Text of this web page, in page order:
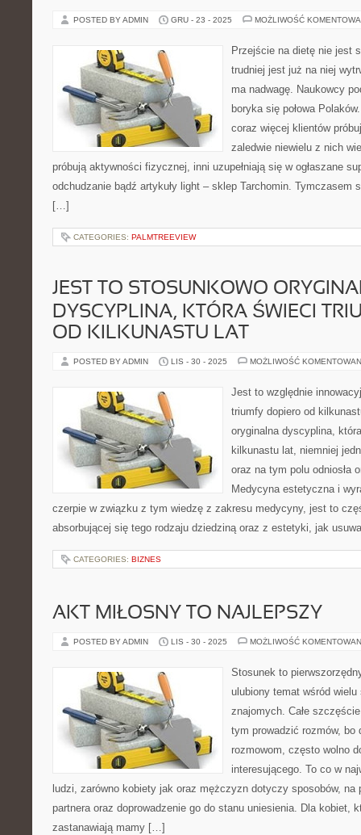
POSTED BY ADMIN GRU - 23 - 2025 MOŻLIWOŚĆ
Przejście na dietę nie jest
trudniej jest już na niej
ma nadwagę. Naukowcy
boryka się połowa
coraz więcej klientów
zaledwie niewielu z nich
próbują aktywności fizycznej, inni uzupełniają się w ogłaszane
odchudzanie bądź artykuły light – sklep Tarchomin. Tymczasem
[…]
CATEGORIES: PALMTREEVIEW
JEST TO STOSUNKOWO
DYSCYPLINA, KTÓRA ŚWIECI
OD KILKUNASTU LAT
POSTED BY ADMIN LIS - 30 - 2025 MOŻLIWOŚĆ
Jest to względnie
triumfy dopiero od
oryginalna dyscyplina,
kilkunastu lat, niemniej
oraz na tym polu odniosła
Medycyna estetyczna i
czerpie w związku z tym wiedzę z zakresu medycyny, jest to
absorbującej się tego rodzaju dziedziną oraz z estetyki, jak
CATEGORIES: BIZNES
AKT MIŁOSNY TO NAJLEPSZY
POSTED BY ADMIN LIS - 30 - 2025 MOŻLIWOŚĆ
Stosunek to
ulubiony temat wśród
znajomych. Całe
tym prowadzić rozmów, bo
rozmowom, często wolno
interesującego. To co w
ludzi, zarówno kobiety jak oraz mężczyzn dotyczy sposobów, na
partnera oraz doprowadzenie go do stanu uniesienia. Dla kobiet,
zastanawiają mamy […]